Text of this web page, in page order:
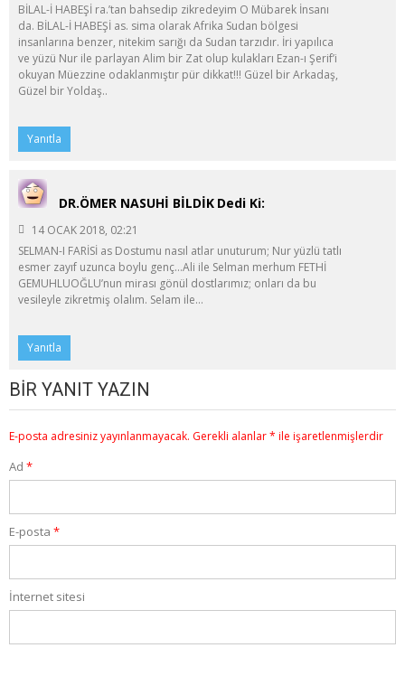
BİLAL-İ HABEŞİ ra.’tan bahsedip zikredeyim O Mübarek İnsanı
da. BİLAL-İ HABEŞİ as. sima olarak Afrika Sudan bölgesi
insanlarına benzer, nitekim sarığı da Sudan tarzıdır. İri yapılıca
ve yüzü Nur ile parlayan Alim bir Zat olup kulakları Ezan-ı Şerif’i
okuyan Müezzine odaklanmıştır pür dikkat!!! Güzel bir Arkadaş,
Güzel bir Yoldaş..
Yanıtla
DR.ÖMER NASUHİ BİLDİK Dedi Ki:
14 OCAK 2018, 02:21
SELMAN-I FARİSİ as Dostumu nasıl atlar unuturum; Nur yüzlü tatlı
esmer zayıf uzunca boylu genç…Ali ile Selman merhum FETHİ
GEMUHLUOĞLU’nun mirası gönül dostlarımız; onları da bu
vesileyle zikretmiş olalım. Selam ile…
Yanıtla
BIR YANIT YAZIN
E-posta adresiniz yayınlanmayacak. Gerekli alanlar* ile işaretlenmişlerdir
Ad *
E-posta *
İnternet sitesi